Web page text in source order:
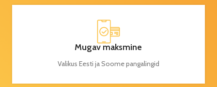
Mugav maksmine
Valikus Eesti ja Soome pangalingid